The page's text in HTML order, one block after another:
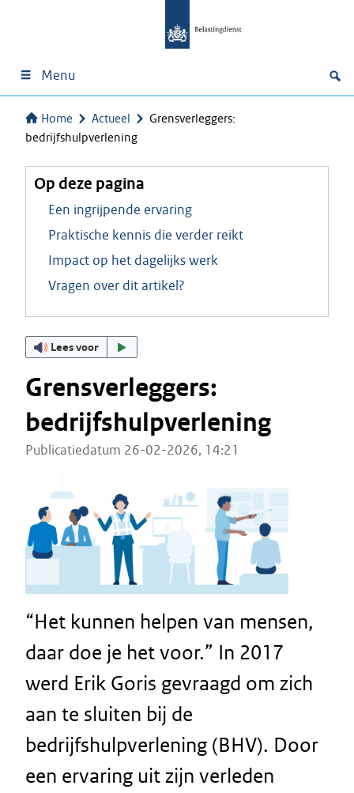
Menu
Home Actueel
Grensverleggers:
bedrijfshulpverlening
Op deze pagina
Een ingrijpende ervaring
Praktische kennis die verder reikt
Impact op het dagelijks werk
Vragen over dit artikel?
Lees voor
Grensverleggers:
bedrijfshulpverlening
Publicatiedatum 26-02-2026, 14:21
“Het kunnen helpen van mensen,
daar doe je het voor.” In 2017
werd Erik Goris gevraagd om zich
aan te sluiten bij de
bedrijfshulpverlening (BHV). Door
een ervaring uit zijn verleden